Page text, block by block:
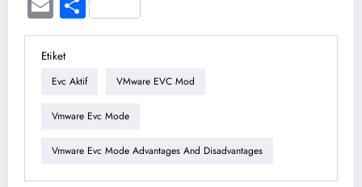
Etiket
Evc Aktif VMware EVC Mod
Vmware Evc Mode
Vmware Evc Mode Advantages And Disadvantages